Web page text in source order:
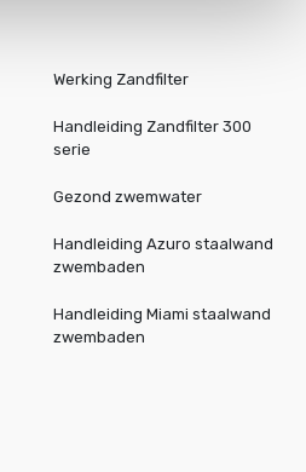
Werking Zandfilter
Handleiding Zandfilter 300
serie
Gezond zwemwater
Handleiding Azuro staalwand
zwembaden
Handleiding Miami staalwand
zwembaden